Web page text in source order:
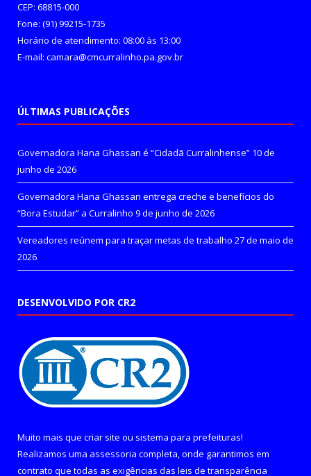
CEP: 68815-000
Fone: (91) 99215-1735
Horário de atendimento: 08:00 às 13:00
E-mail: camara@cmcurralinho.pa.gov.br
ÚLTIMAS PUBLICAÇÕES
Governadora Hana Ghassan é “Cidadã Curralinhense” 10 de
junho de 2026
Governadora Hana Ghassan entrega creche e benefícios do
“Bora Estudar” a Curralinho 9 de junho de 2026
Vereadores reúnem para traçar metas de trabalho 27 de maio de
2026
DESENVOLVIDO POR CR2
Muito mais que criar site ou sistema para prefeituras!
Realizamos uma assessoria completa, onde garantimos em
contrato que todas as exigências das leis de transparência